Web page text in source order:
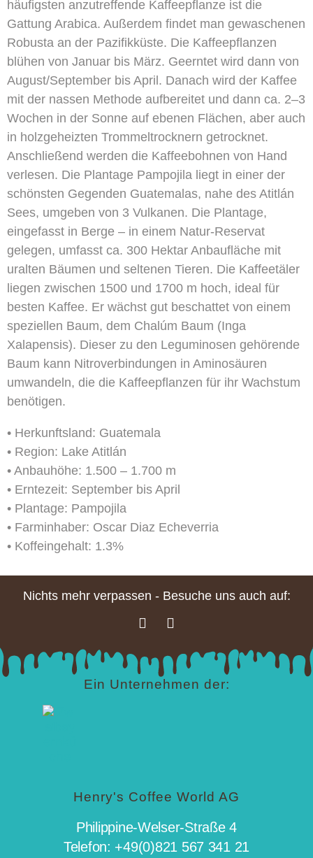
häufigsten anzutreffende Kaffeepflanze ist die
Gattung Arabica. Außerdem findet man gewaschenen
Robusta an der Pazifikküste. Die Kaffeepflanzen
blühen von Januar bis März. Geerntet wird dann von
August/September bis April. Danach wird der Kaffee
mit der nassen Methode aufbereitet und dann ca. 2–3
Wochen in der Sonne auf ebenen Flächen, aber auch
in holzgeheizten Trommeltrocknern getrocknet.
Anschließend werden die Kaffeebohnen von Hand
verlesen. Die Plantage Pampojila liegt in einer der
schönsten Gegenden Guatemalas, nahe des Atitlán
Sees, umgeben von 3 Vulkanen. Die Plantage,
eingefasst in Berge – in einem Natur-Reservat
gelegen, umfasst ca. 300 Hektar Anbaufläche mit
uralten Bäumen und seltenen Tieren. Die Kaffeetäler
liegen zwischen 1500 und 1700 m hoch, ideal für
besten Kaffee. Er wächst gut beschattet von einem
speziellen Baum, dem Chalúm Baum (Inga
Xalapensis). Dieser zu den Leguminosen gehörende
Baum kann Nitroverbindungen in Aminosäuren
umwandeln, die die Kaffeepflanzen für ihr Wachstum
benötigen.
• Herkunftsland: Guatemala
• Region: Lake Atitlán
• Anbauhöhe: 1.500 – 1.700 m
• Erntezeit: September bis April
• Plantage: Pampojila
• Farminhaber: Oscar Diaz Echeverria
• Koffeingehalt: 1.3%
Nichts mehr verpassen - Besuche uns auch auf:
Ein Unternehmen der:
Henry's Coffee World AG
Philippine-Welser-Straße 4
Telefon: +49(0)821 567 341 21